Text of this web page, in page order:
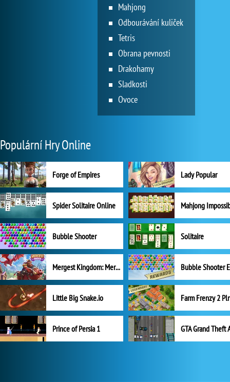
Mahjong
Odbourávání kuliček
Tetris
Obrana pevnosti
Drakohamy
Sladkosti
Ovoce
Populární Hry Online
Forge of Empires Lady Popular
Spider Solitaire Online Mahjong
Bubble Shooter Solitaire
Mergest Kingdom: Merge Puzzle
Little Big Snake.io
Prince of Persia 1 GTA Grand Theft